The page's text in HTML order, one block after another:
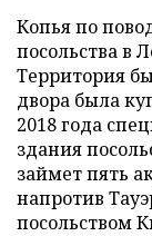
Копья по
посольства в
Территория
двора была
2018 года
здания
займет пять
напротив
посольством